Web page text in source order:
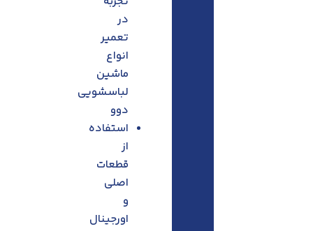
در
تعمیر
انواع
ماشین
لباسشویی
دوو
استفاده
از
قطعات
اصلی
و
اورجینال